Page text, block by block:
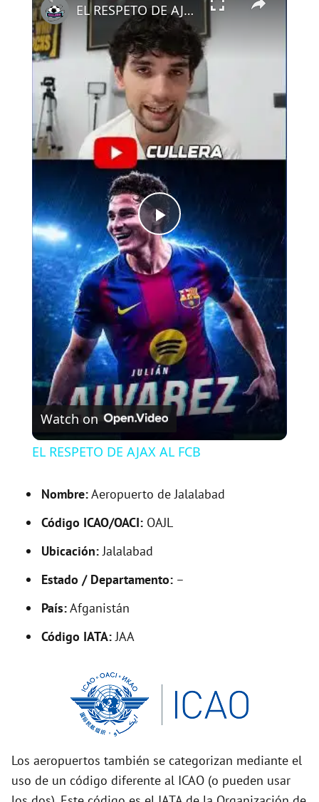
P
l
a
y
V
i
d
e
o
EL RESPETO DE AJAX AL FCB
Watch on
EL RESPETO DE AJAX AL FCB
Nombre:Aeropuerto de Jalalabad
Código ICAO/OACI: OAJL
Ubicación:Jalalabad
Estado / Departamento: –
País:Afganistán
Código IATA:JAA
Los aeropuertos también se categorizan mediante el
uso de un código diferente al ICAO (o pueden usar